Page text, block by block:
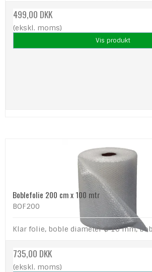
499,00 DKK
(ekskl. moms)
Vis produkt
Boblefolie 200 cm x 100 mtr
BOF200
Klar folie, boble diameter Ø 10 mm,
735,00 DKK
(ekskl. moms)